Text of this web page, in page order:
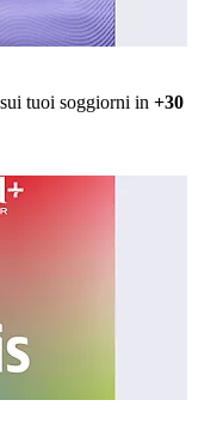
sui tuoi soggiorni in +30